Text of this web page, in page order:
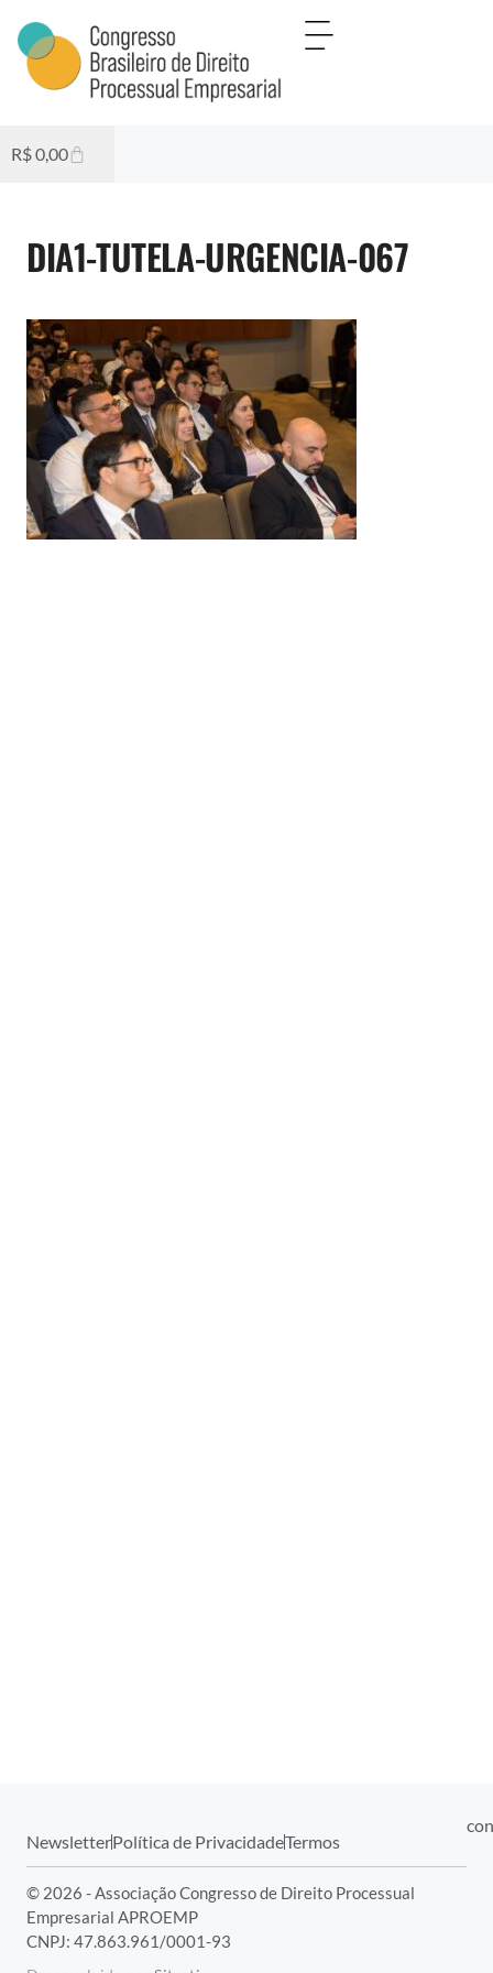
R$0,00
DIA1-TUTELA-URGENCIA-067
NewsletterPolítica de PrivacidadeTermos
© 2026 - Associação Congresso de Direito Processual
Empresarial APROEMP
CNPJ: 47.863.961/0001-93